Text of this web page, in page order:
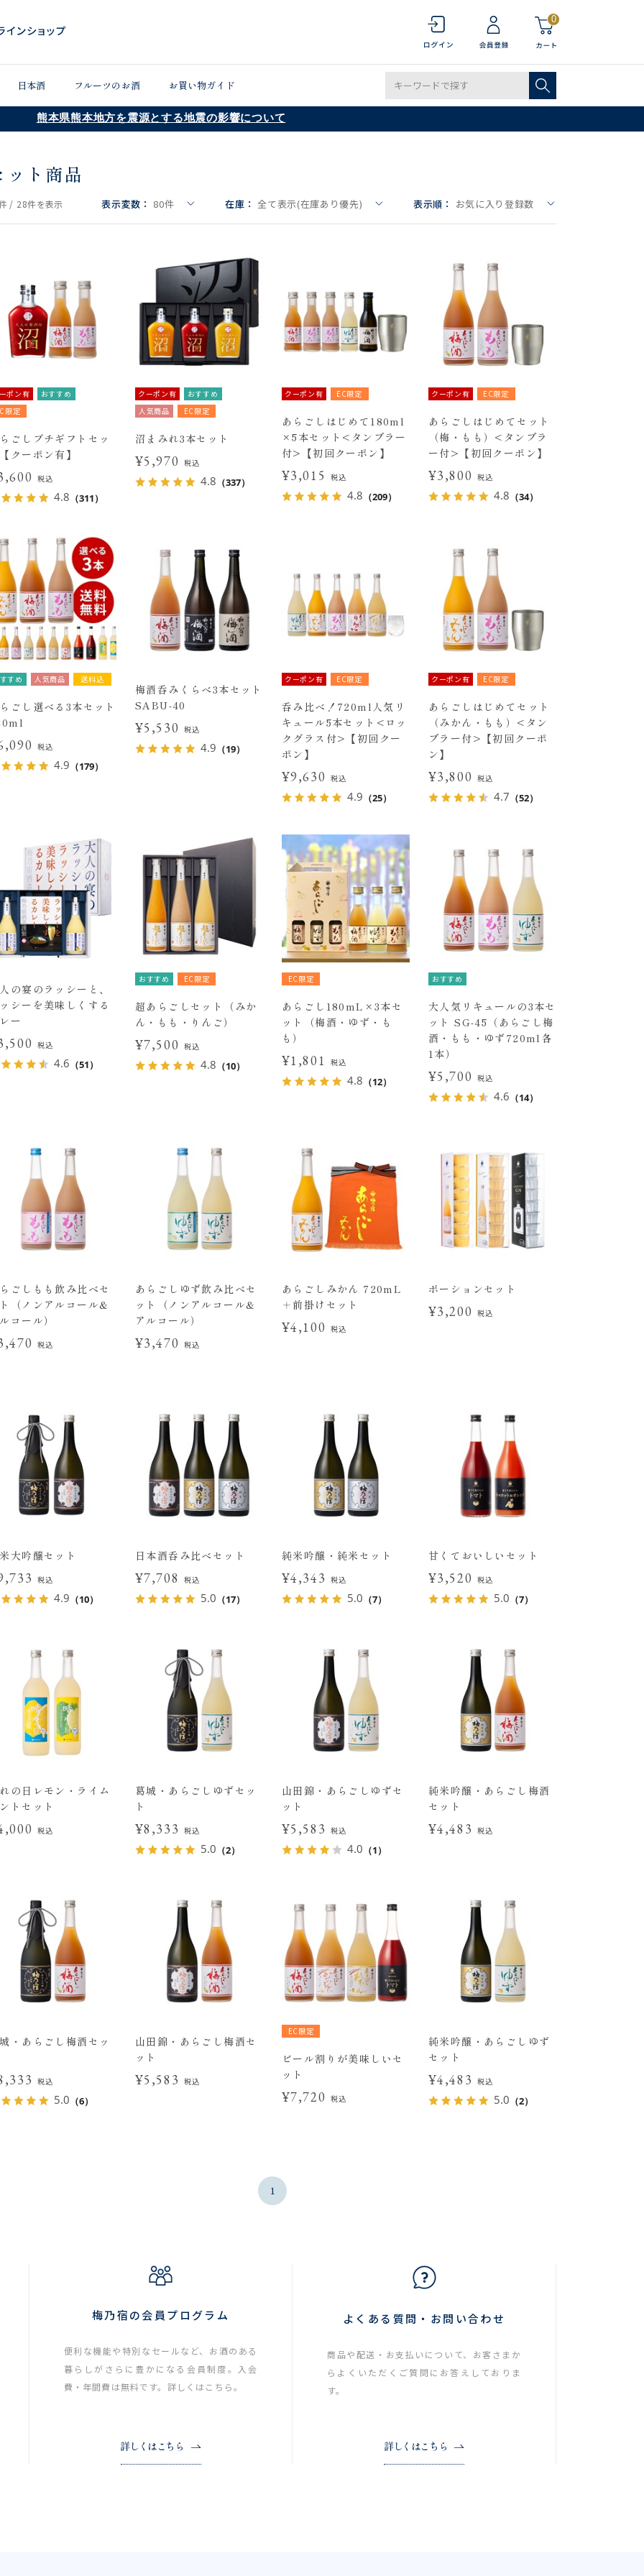
0
日本酒 フルーツのお酒 お買い物ガイド
熊本県熊本地方を震源とする地震の影響について
ット商品
/ 28件を表示 表示変数： 80件 在庫： 全て表示(在庫あり優先) 表示順： お気に入り登録数
ポン有
おすすめ
限定
ごしプチギフトセッ
クーポン有】
税込
4.8 （311）
クーポン有
おすすめ
人気商品
EC限定
沼まみれ3本セット
¥5,970 税込
4.8 （337）
クーポン有 EC限定
あらごしはじめて180ml
×5本セット<タンブラー
付>【初回クーポン】
¥3,015 税込
4.8 （209）
クーポン有 EC限定
あらごしはじめてセット
（梅・もも）<タンブラ
ー付>【初回クーポン】
¥3,800 税込
4.8 （34）
すめ 人気商品 送料込
ごし選べる3本セット
税込
4.9 （179）
梅酒呑みくらべ3本セット
SABU-40
¥5,530 税込
4.9 （19）
クーポン有 EC限定
呑み比べ！720ml人気リ
キュール5本セット<ロッ
クグラス付>【初回クー
ポン】
¥9,630 税込
4.9 （25）
クーポン有 EC限定
あらごしはじめてセット
（みかん・もも）<タン
ブラー付>【初回クーポ
ン】
¥3,800 税込
4.7 （52）
の宴のラッシーと、
シーを美味しくする
ー
税込
4.6 （51）
おすすめ EC限定
超あらごしセット（みか
ん・もも・りんご）
¥7,500 税込
4.8 （10）
EC限定
あらごし180mL×3本セ
ット（梅酒・ゆず・も
も）
¥1,801 税込
4.8 （12）
おすすめ
大人気リキュールの3本セ
ット SG-45（あらごし梅
酒・もも・ゆず720ml各
1本）
¥5,700 税込
4.6 （14）
ごしもも飲み比べセ
（ノンアルコール&
コール）
税込
あらごしゆず飲み比べセ
ット（ノンアルコール&
アルコール）
¥3,470 税込
あらごしみかん 720mL
＋前掛けセット
¥4,100 税込
ポーションセット
¥3,200 税込
大吟醸セット
税込
4.9 （10）
日本酒呑み比べセット
¥7,708 税込
5.0 （17）
純米吟醸・純米セット
¥4,343 税込
5.0 （7）
甘くておいしいセット
¥3,520 税込
5.0 （7）
の日レモン・ライム
トセット
税込
葛城・あらごしゆずセッ
ト
¥8,333 税込
5.0 （2）
山田錦・あらごしゆずセ
ット
¥5,583 税込
4.0 （1）
純米吟醸・あらごし梅酒
セット
¥4,483 税込
・あらごし梅酒セッ
税込
5.0 （6）
山田錦・あらごし梅酒セ
ット
¥5,583 税込
EC限定
ビール割りが美味しいセ
ット
¥7,720 税込
純米吟醸・あらごしゆず
セット
¥4,483 税込
5.0 （2）
1
梅乃宿の会員プログラム
便利な機能や特別なセールなど、お酒のある
暮らしがさらに豊かになる会員制度。入会
費・年間費は無料です。詳しくはこちら。
詳しくはこちら
よくある質問・お問い合わせ
商品や配送・お支払いについて、お客さまか
らよくいただくご質問にお答えしておりま
す。
詳しくはこちら